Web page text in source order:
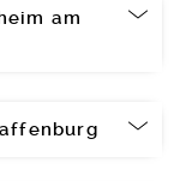
am